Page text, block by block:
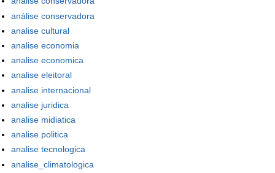
análise conservadora
analise cultural
analise economia
analise economica
analise eleitoral
analise internacional
analise juridica
analise midiatica
analise politica
analise tecnologica
analise_climatologica